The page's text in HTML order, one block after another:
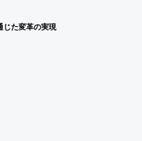
た変革の実現